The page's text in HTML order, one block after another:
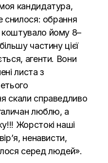
кандидатура,
снилося: обрання
йому 8–
частину цієї
агенти. Вони
листа з
скали справедливо
люблю, а
Жорстокі наші
ненависти,
серед людей».